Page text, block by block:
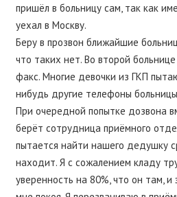
пришёл в больницу сам, так как
уехал в Москву.
Беру в прозвон ближайшие
что таких нет. Во второй
факс. Многие девочки из ГКП
нибудь другие телефоны
При очередной попытке дозвона
берёт сотрудница приёмного
пытается найти нашего дедушку
находит. Я с сожалением кладу
уверенность на 80%, что он там,